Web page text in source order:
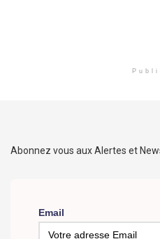
Abonnez vous aux Alertes et
Email